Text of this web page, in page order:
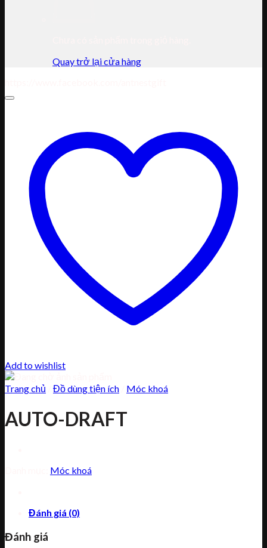
Quay trở lại cửa hàng
Add to wishlist
Trang chủ Đồ dùng tiện ích Móc khoá
AUTO-DRAFT
Móc khoá
Đánh giá (0)
Đánh giá